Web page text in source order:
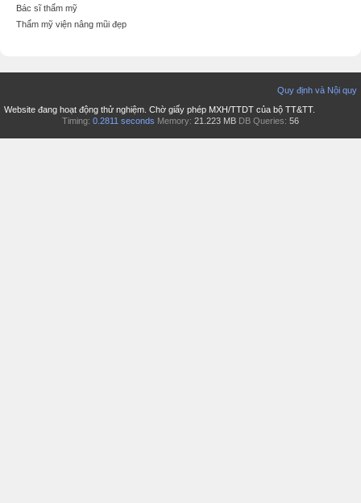
Bác sĩ thẩm mỹ
Thẩm mỹ viện nâng mũi đẹp
Quy định và Nội quy
Website đang hoạt động thử nghiệm. Chờ giấy phép MXH/TTDT của bộ TT&TT.
Timing: 0.2811 seconds Memory: 21.223 MB DB Queries: 56